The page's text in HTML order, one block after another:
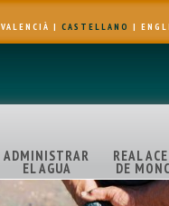
VALENCIÀ | CASTELLANO |
ADMINISTRAR
EL AGUA
REAL
DE